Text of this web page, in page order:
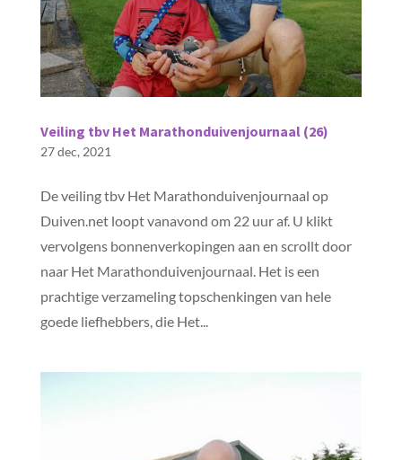
Veiling tbv Het Marathonduivenjournaal (26)
27 dec, 2021
De veiling tbv Het Marathonduivenjournaal op
Duiven.net loopt vanavond om 22 uur af. U klikt
vervolgens bonnenverkopingen aan en scrollt door
naar Het Marathonduivenjournaal. Het is een
prachtige verzameling topschenkingen van hele
goede liefhebbers, die Het...